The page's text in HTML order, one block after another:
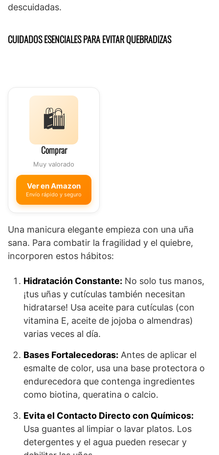
descuidadas.
CUIDADOS ESENCIALES PARA EVITAR QUEBRADIZAS
🛍️
Comprar
Muy valorado
Ver en Amazon
Envío rápido y seguro
Una manicura elegante empieza con una uña
sana. Para combatir la fragilidad y el quiebre,
incorporen estos hábitos:
Hidratación Constante: No solo tus manos,
¡tus uñas y cutículas también necesitan
hidratarse! Usa aceite para cutículas (con
vitamina E, aceite de jojoba o almendras)
varias veces al día.
Bases Fortalecedoras: Antes de aplicar el
esmalte de color, usa una base protectora o
endurecedora que contenga ingredientes
como biotina, queratina o calcio.
Evita el Contacto Directo con Químicos:
Usa guantes al limpiar o lavar platos. Los
detergentes y el agua pueden resecar y